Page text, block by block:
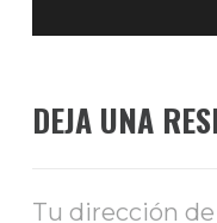
DEJA UNA
Tu dirección